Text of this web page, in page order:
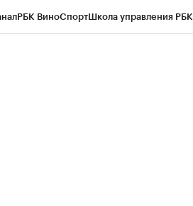
РБК ВиноСпортШкола управления РБК